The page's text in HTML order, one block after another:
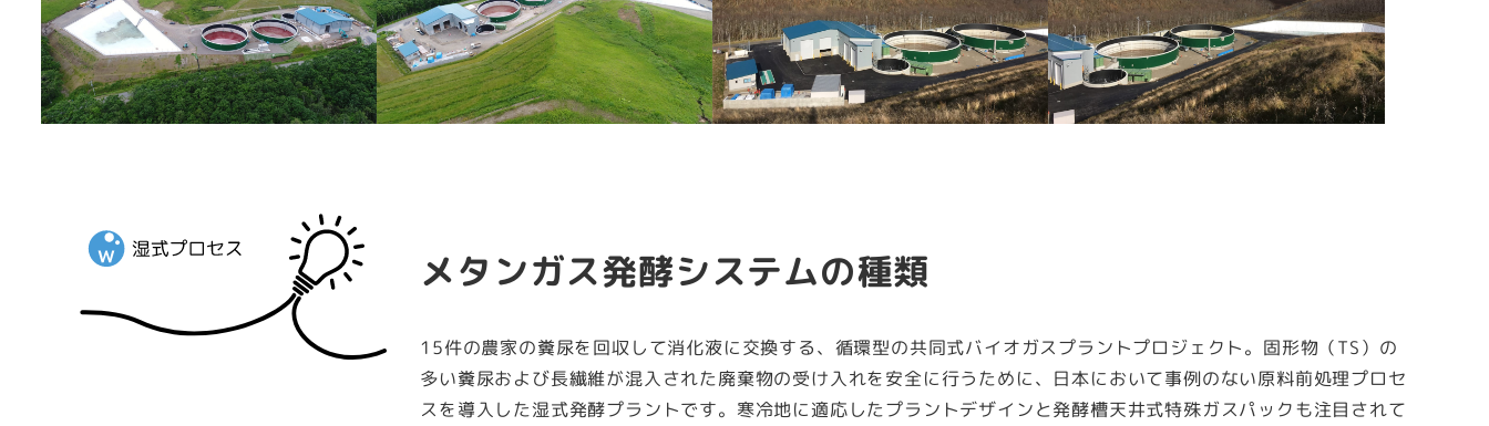
メタンガス発酵システムの種類
15件の農家の糞尿を回収して消化液に交換する、循環型の共同式バイオガスプラントプロジェクト。固形物（TS）の
多い糞尿および長繊維が混入された廃棄物の受け入れを安全に行うために、日本において事例のない原料前処理プロセ
スを導入した湿式発酵プラントです。寒冷地に適応したプラントデザインと発酵槽天井式特殊ガスパックも注目されて